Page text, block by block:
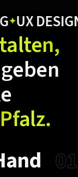
DESIGN✦
geben
Pfalz.
01